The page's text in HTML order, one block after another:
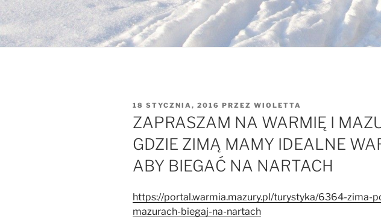
OPUBLIKOWANE
W
18 STYCZNIA, 2016 PRZEZ WIOLETTA
ZAPRASZAM NA WARMIĘ I
GDZIE ZIMĄ MAMY IDEALNE
ABY BIEGAĆ NA NARTACH
https://portal.warmia.mazury.pl/turystyka/6364-zima-
mazurach-biegaj-na-nartach